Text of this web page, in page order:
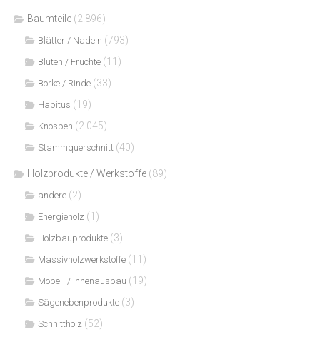
Baumteile (2.896)
Blätter / Nadeln (793)
Blüten / Früchte (11)
Borke / Rinde (33)
Habitus (19)
Knospen (2.045)
Stammquerschnitt (40)
Holzprodukte / Werkstoffe (89)
andere (2)
Energieholz (1)
Holzbauprodukte (3)
Massivholzwerkstoffe (11)
Möbel- / Innenausbau (19)
Sägenebenprodukte (3)
Schnittholz (52)